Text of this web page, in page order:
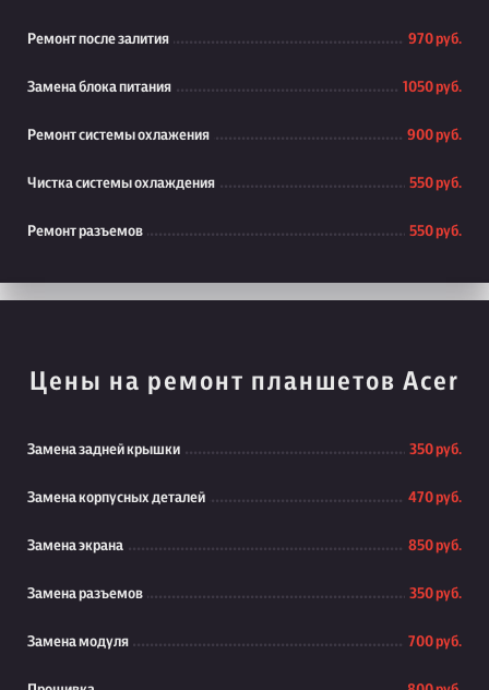
Ремонт после залития 970 руб.
Замена блока питания 1050 руб.
Ремонт системы охлажения 900 руб.
Чистка системы охлаждения 550 руб.
Ремонт разъемов 550 руб.
Цены на ремонт планшетов Acer
Замена задней крышки 350 руб.
Замена корпусных деталей 470 руб.
Замена экрана 850 руб.
Замена разъемов 350 руб.
Замена модуля 700 руб.